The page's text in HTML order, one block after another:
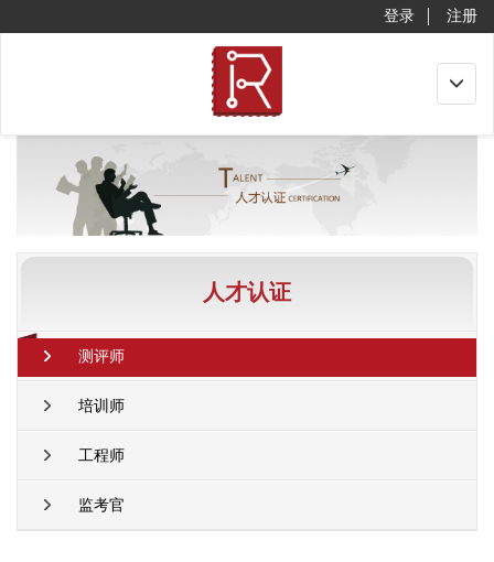
登录 注册
Toggle
人才认证
测评师
培训师
工程师
监考官